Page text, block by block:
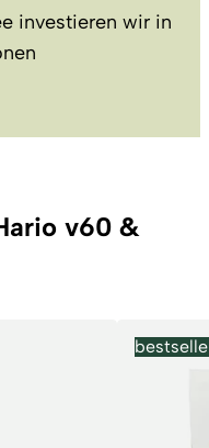
investieren wir in
v60 &